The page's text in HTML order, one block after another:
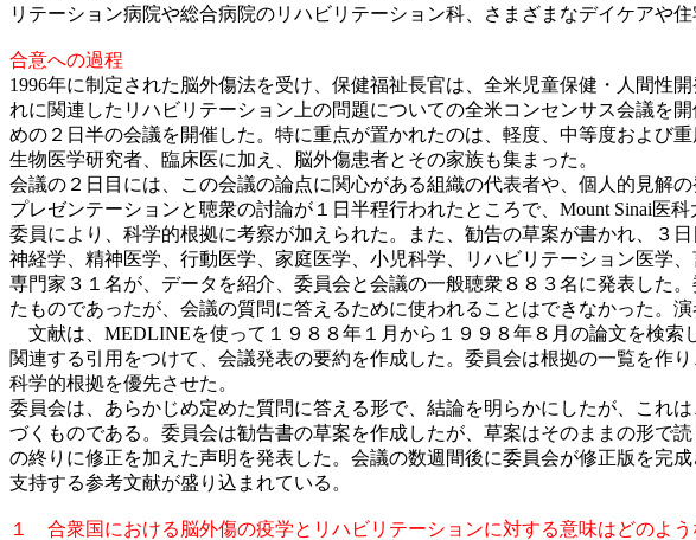
リテーション病院や総合病院のリハビリテーション科、さまざまなデイケアや
合意への過程
1996年に制定された脳外傷法を受け、保健福祉長官は、全米児童保健・人間性
れに関連したリハビリテーション上の問題についての全米コンセンサス会議を
めの２日半の会議を開催した。特に重点が置かれたのは、軽度、中等度および
生物医学研究者、臨床医に加え、脳外傷患者とその家族も集まった。
会議の２日目には、この会議の論点に関心がある組織の代表者や、個人的見解
プレゼンテーションと聴衆の討論が１日半程行われたところで、Mount Sinai医
委員により、科学的根拠に考察が加えられた。また、勧告の草案が書かれ、３
神経学、精神医学、行動医学、家庭医学、小児科学、リハビリテーション医学
専門家３１名が、データを紹介、委員会と会議の一般聴衆８８３名に発表した
たものであったが、会議の質問に答えるために使われることはできなかった。
文献は、MEDLINEを使って１９８８年１月から１９９８年８月の論文を検索
関連する引用をつけて、会議発表の要約を作成した。委員会は根拠の一覧を作
科学的根拠を優先させた。
委員会は、あらかじめ定めた質問に答える形で、結論を明らかにしたが、これ
づくものである。委員会は勧告書の草案を作成したが、草案はそのままの形で
の終りに修正を加えた声明を発表した。会議の数週間後に委員会が修正版を完
支持する参考文献が盛り込まれている。
１ 合衆国における脳外傷の疫学とリハビリテーションに対する意味はどのよう